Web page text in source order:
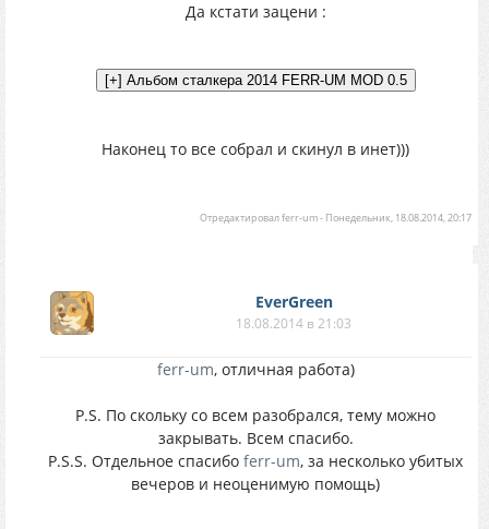
Да кстати зацени :
Наконец то все собрал и скинул в инет)))
Отредактировалferr-um- Понедельник, 18.08.2014, 20:17
EverGreen
18.08.2014 в 21:03
ferr-um, отличная работа)
P.S. По скольку со всем разобрался, тему можно
закрывать. Всем спасибо.
P.S.S. Отдельное спасибо ferr-um, за несколько убитых
вечеров и неоценимую помощь)